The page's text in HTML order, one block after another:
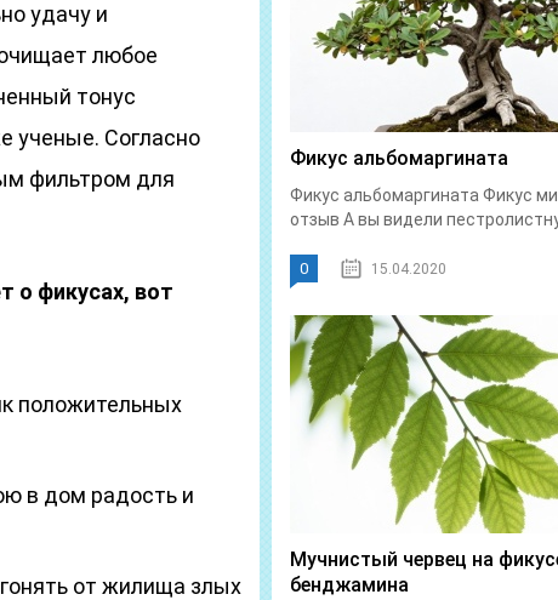
удачу и
любое
тонус
ученые. Согласно
фильтром для
о фикусах, вот
положительных
в дом радость и
от жилища злых
Фикус альбомаргината
Фикус альбомаргината Фикус
отзыв А вы видели
0 15.04.2020
Мучнистый червец на
бенджамина